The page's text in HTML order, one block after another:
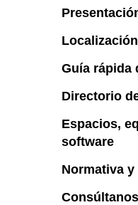
Guía rápida
Directorio
Espacios,
software
Normativa y
Consúltanos